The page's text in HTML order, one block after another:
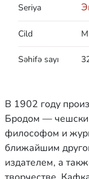
Seriya
Cild
Səhifə sayı
В 1902 году
Бродом —
философом и
ближайшим
издателем, а